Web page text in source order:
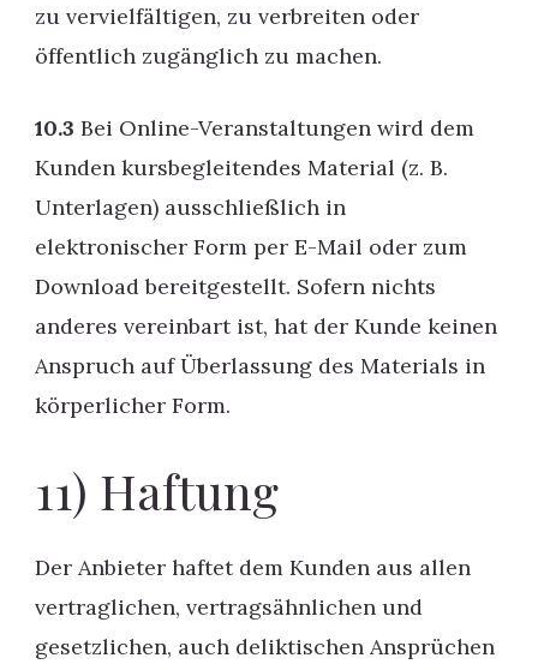
zu vervielfältigen, zu verbreiten oder
öffentlich zugänglich zu machen.
10.3 Bei Online-Veranstaltungen wird dem
Kunden kursbegleitendes Material (z. B.
Unterlagen) ausschließlich in
elektronischer Form per E-Mail oder zum
Download bereitgestellt. Sofern nichts
anderes vereinbart ist, hat der Kunde keinen
Anspruch auf Überlassung des Materials in
körperlicher Form.
11) Haftung
Der Anbieter haftet dem Kunden aus allen
vertraglichen, vertragsähnlichen und
gesetzlichen, auch deliktischen Ansprüchen